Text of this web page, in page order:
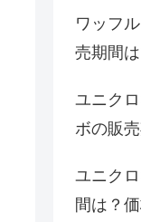
ワッフ
売期間
ユニク
ボの販
ユニク
間は？